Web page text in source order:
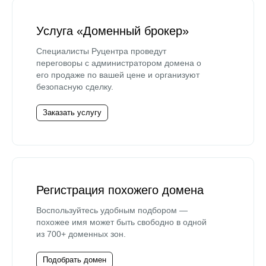
Услуга «Доменный брокер»
Специалисты Руцентра проведут
переговоры с администратором домена о
его продаже по вашей цене и организуют
безопасную сделку.
Заказать услугу
Регистрация похожего домена
Воспользуйтесь удобным подбором —
похожее имя может быть свободно в одной
из 700+ доменных зон.
Подобрать домен